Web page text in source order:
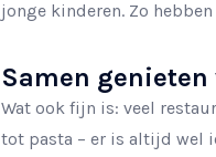
jonge kinderen. Zo
Samen genieten
Wat ook fijn is: veel
tot pasta – er is altijd wel